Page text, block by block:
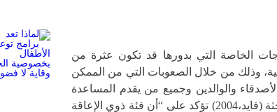
الخاصة التي بدورها قد تكون عثرة من
وذلك من خلال الصعوبات التي من الممكن
والوالدين وجميع من يقدم المساعدة
لديهم، على سبيل المثال نتائج دراسة للباحثة (فايد،2004) تؤكد على “أن فئة ذوي الإعاقة